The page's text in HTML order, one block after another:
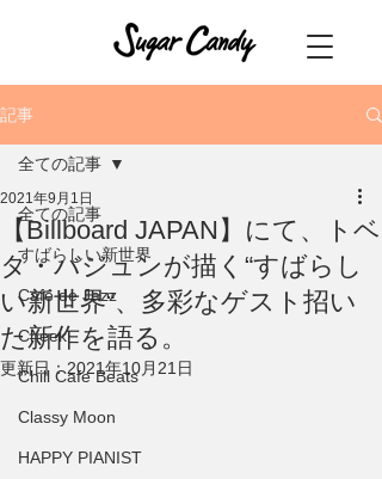
記事
全ての記事
すばらしい新世界
Café de Jazz
Cheek
Chill Cafe Beats
Classy Moon
HAPPY PIANIST
全ての記事
【Billboard JAPAN】にて、トベ
タ・バジュンが描く“すばらし
い新世界“、多彩なゲスト招い
た新作を語る。
2021年9月1日
更新日：2021年10月21日